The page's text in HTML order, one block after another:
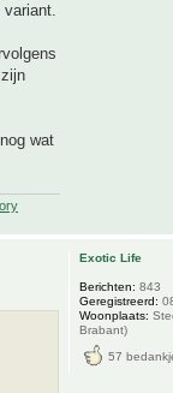
variant.
wat
Exotic Life
Berichten: 843
Geregistreerd:
Woonplaats:
Brabant)
57